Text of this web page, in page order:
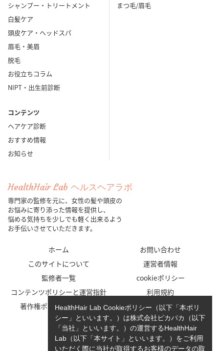
シャンプー・トリートメント
白髪ケア
頭皮ケア・ヘッドスパ
眉毛・美眉
脱毛
お役立ちコラム
NIPT・出生前診断
コンテンツ
ヘアケア診断
おすすめ情報
お知らせ
まつ毛/眉毛
HealthHair Lab ヘルスヘアラボ
専門家の監修を元に、女性の髪や頭皮の
お悩みに寄り添った情報を提供し、
悩める気持ちを少しでも軽く出来るよう
お手伝いさせていただきます。
ホーム
お問い合わせ
このサイトについて
運営者情報
監修者一覧
cookieポリシー
コンテンツポリシーと運営指針
利用規約
著作権ポリシー/免責事項
プライバシーポリシー
HealthHair Lab Cookieポリシー（以下「本ポリ
シー」といいます。）は株式会社ピカパカ（以下
「当社」といいます。）の運営するHealthHair
Lab（以下「本サイト」といいます。）をご利用
いただく際に当社が取得するお客様のデータの取